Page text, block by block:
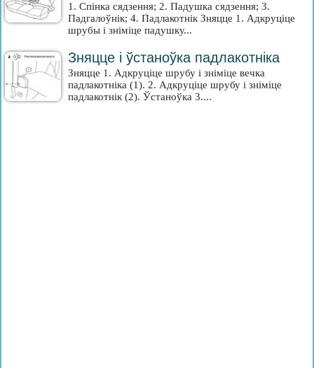
1. Спінка сядзення; 2. Падушка сядзення; 3.
Падгалоўнік; 4. Падлакотнік Зняцце 1. Адкруціце
шрубы і зніміце падушку...
Зняцце і ўстаноўка падлакотніка
Зняцце 1. Адкруціце шрубу і зніміце вечка
падлакотніка (1). 2. Адкруціце шрубу і зніміце
падлакотнік (2). Ўстаноўка 3....